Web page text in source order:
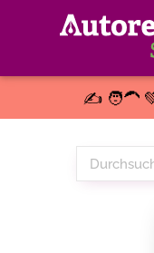
✍️ 🧑‍🦱
Durchsuchen
Sie